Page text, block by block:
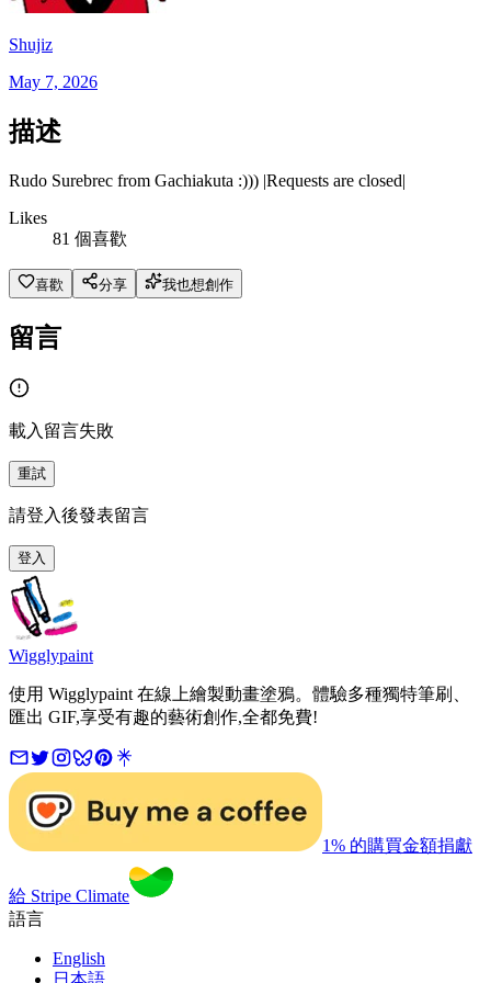
Shujiz
May 7, 2026
描述
Rudo Surebrec from Gachiakuta :))) |Requests are closed|
Likes
81 個喜歡
喜歡 分享 我也想創作
留言
載入留言失敗
重試
請登入後發表留言
登入
Wigglypaint
使用 Wigglypaint 在線上繪製動畫塗鴉。體驗多種獨特筆刷、
匯出 GIF,享受有趣的藝術創作,全都免費!
1% 的購買金額捐獻
給 Stripe Climate
語言
English